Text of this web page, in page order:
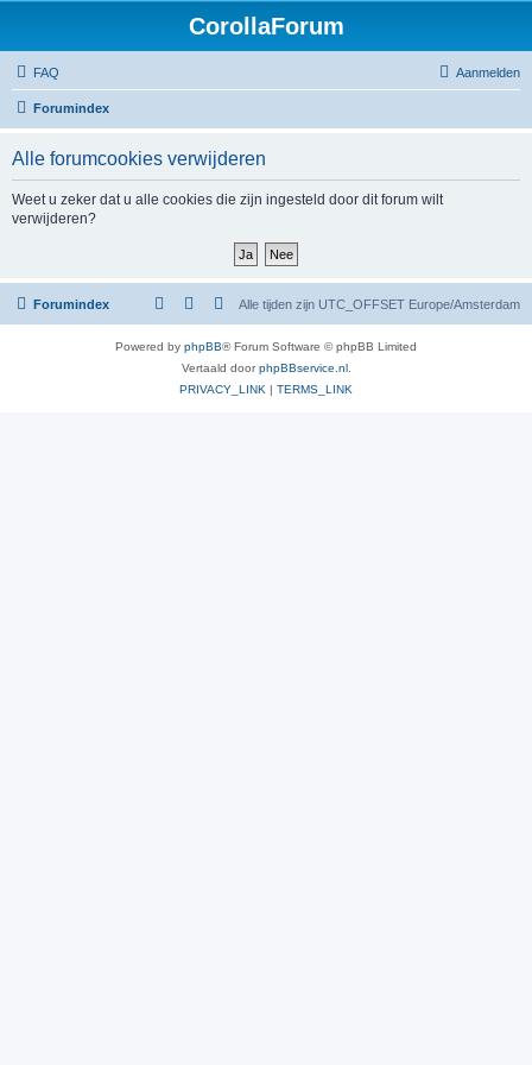
CorollaForum
FAQ Aanmelden
Forumindex
Alle forumcookies verwijderen
Weet u zeker dat u alle cookies die zijn ingesteld door dit forum wilt
verwijderen?
Forumindex Alle tijden zijn UTC_OFFSET Europe/Amsterdam
Powered by phpBB® Forum Software © phpBB Limited
Vertaald doorphpBBservice.nl.
PRIVACY_LINK | TERMS_LINK